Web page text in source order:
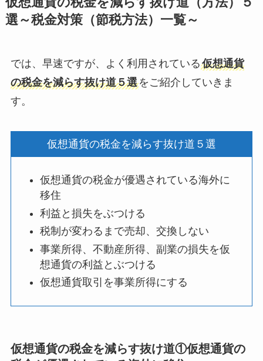
選～税金対策（節税方法）一覧～
では、早速ですが、よく利用されている仮想通貨
の税金を減らす抜け道５選をご紹介していきま
す。
仮想通貨の税金を減らす抜け道５選
仮想通貨の税金が優遇されている海外に
移住
利益と損失をぶつける
税制が変わるまで売却、交換しない
事業所得、不動産所得、副業の損失を仮
想通貨の利益とぶつける
仮想通貨取引を事業所得にする
仮想通貨の税金を減らす抜け道①仮想通貨の